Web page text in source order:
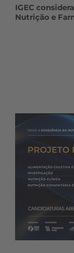
IGEC
Nutrição e